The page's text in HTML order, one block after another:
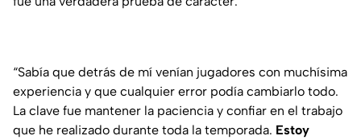
“Sabía que detrás de mí venían jugadores con muchísima
experiencia y que cualquier error podía cambiarlo todo.
La clave fue mantener la paciencia y confiar en el trabajo
que he realizado durante toda la temporada. Estoy